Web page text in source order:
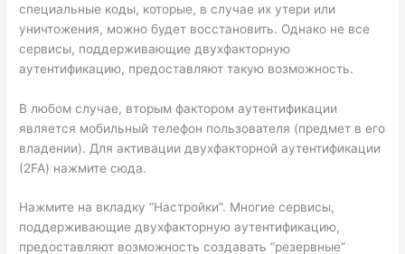
специальные коды, которые, в случае их утери или
уничтожения, можно будет восстановить. Однако не все
сервисы, поддерживающие двухфакторную
аутентификацию, предоставляют такую возможность.
В любом случае, вторым фактором аутентификации
является мобильный телефон пользователя (предмет в его
владении). Для активации двухфакторной аутентификации
(2FA) нажмите сюда.
Нажмите на вкладку “Настройки”. Многие сервисы,
поддерживающие двухфакторную аутентификацию,
предоставляют возможность создавать “резервные”